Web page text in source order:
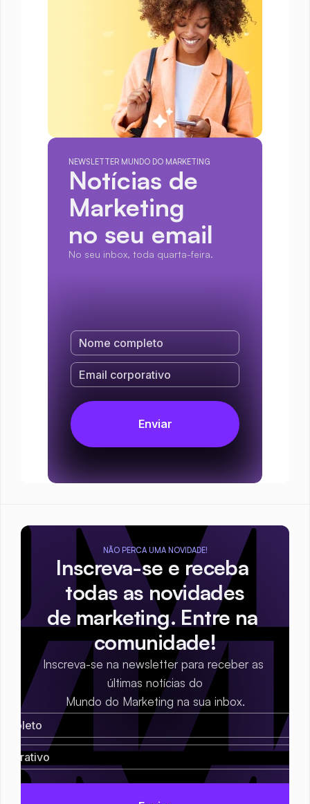
NEWSLETTER MUNDO DO MARKETING
Notícias de
Marketing
no seu email
No seu inbox, toda quarta-feira.
NÃO PERCA UMA NOVIDADE!
Inscreva-se e receba
todas as novidades
de marketing. Entre na
comunidade!
Inscreva-se na newsletter para receber as
últimas notícias do
Mundo do Marketing na sua inbox.